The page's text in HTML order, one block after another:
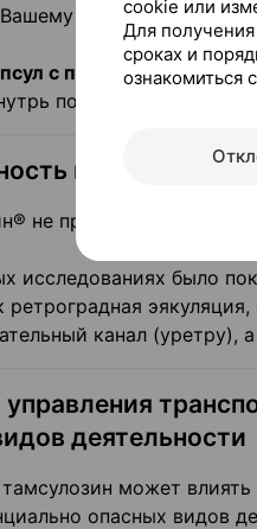
лечащему врачу.
с пищей и напитками
после первого
и период
не предназначено для
исследованиях было
ретроградная
канал (уретру),
управления
деятельности
может
опасных видов
cookie или
Для
сроках и
ознакомиться